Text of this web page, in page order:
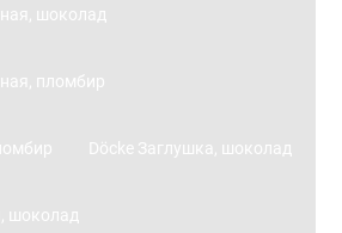
шоколад
пломбир
Döcke Заглушка, шоколад
шоколад